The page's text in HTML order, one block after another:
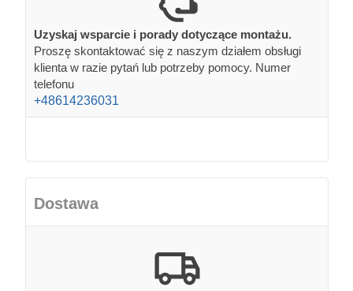
Uzyskaj wsparcie i porady dotyczące montażu.
Proszę skontaktować się z naszym działem obsługi
klienta w razie pytań lub potrzeby pomocy. Numer
telefonu
+48614236031
Dostawa